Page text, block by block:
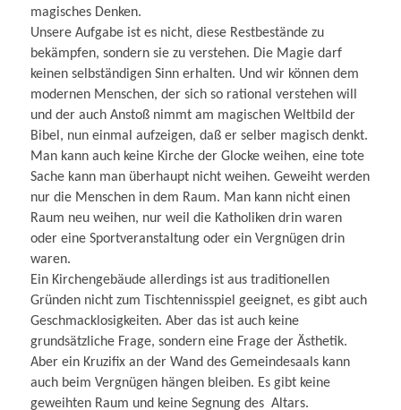
magisches Denken.
Unsere Aufgabe ist es nicht, diese Restbestände zu
bekämpfen, sondern sie zu verstehen. Die Magie darf
keinen selbständigen Sinn erhalten. Und wir können dem
modernen Menschen, der sich so rational verstehen will
und der auch Anstoß nimmt am magischen Weltbild der
Bibel, nun einmal aufzeigen, daß er selber magisch denkt.
Man kann auch keine Kirche der Glocke weihen, eine tote
Sache kann man überhaupt nicht weihen. Geweiht werden
nur die Menschen in dem Raum. Man kann nicht einen
Raum neu weihen, nur weil die Katholiken drin waren
oder eine Sportveranstaltung oder ein Vergnügen drin
waren.
Ein Kirchengebäude allerdings ist aus traditionellen
Gründen nicht zum Tischtennisspiel geeignet, es gibt auch
Geschmacklosigkeiten. Aber das ist auch keine
grundsätzliche Frage, sondern eine Frage der Ästhetik.
Aber ein Kruzifix an der Wand des Gemeindesaals kann
auch beim Vergnügen hängen bleiben. Es gibt keine
geweihten Raum und keine Segnung des Altars.